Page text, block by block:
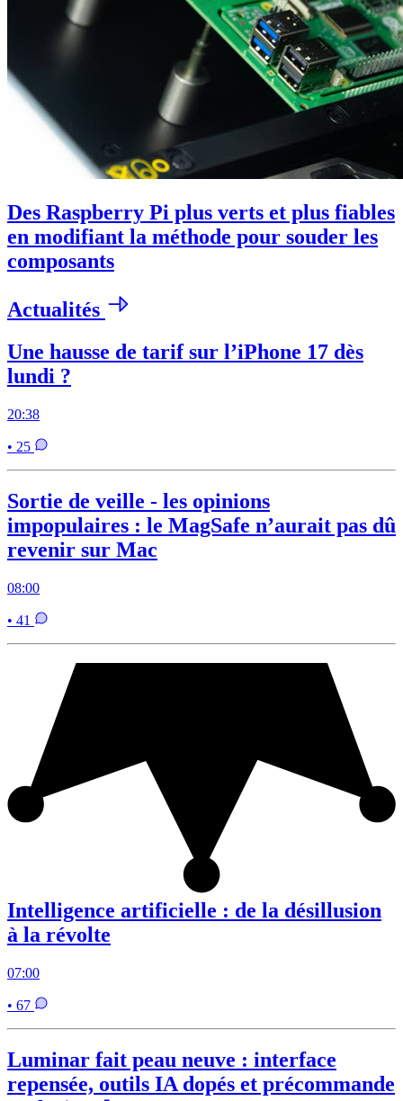
Des Raspberry Pi plus verts et plus fiables
en modifiant la méthode pour souder les
composants
Actualités
Une hausse de tarif sur l’iPhone 17 dès
lundi ?
20:38
• 25
Sortie de veille - les opinions
impopulaires : le MagSafe n’aurait pas dû
revenir sur Mac
08:00
• 41
Intelligence artificielle : de la désillusion
à la révolte
07:00
• 67
Luminar fait peau neuve : interface
repensée, outils IA dopés et précommande